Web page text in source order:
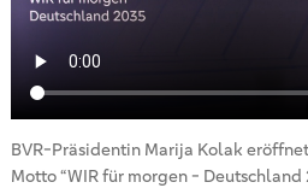
BVR-Präsidentin Marija Kolak
Motto “WIR für morgen - Deutschland